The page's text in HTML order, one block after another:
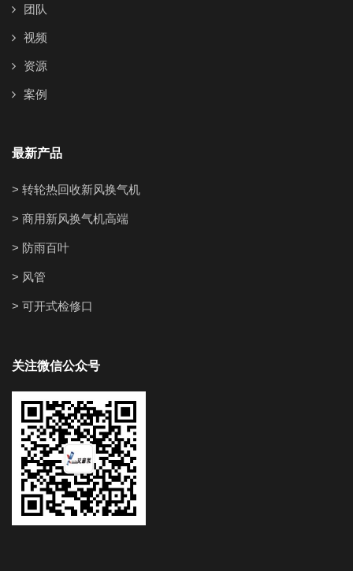
团队
视频
资源
案例
最新产品
> 转轮热回收新风换气机
> 商用新风换气机高端
> 防雨百叶
> 风管
> 可开式检修口
关注微信公众号